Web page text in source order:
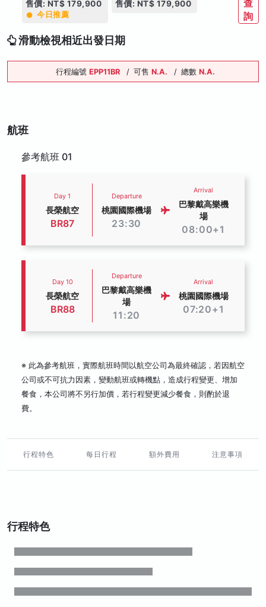
售價: NT$ 179,900
今日推薦
售價: NT$ 179,900
查
詢
滑動檢視相近出發日期
行程編號 EPP11BR / 可售 N.A. / 總數 N.A.
航班
參考航班 01
Day 1
長榮航空
BR87
Departure
桃園國際機場
23:30
Arrival
巴黎戴高樂機
場
08:00+1
Day 10
長榮航空
BR88
Departure
巴黎戴高樂機
場
11:20
Arrival
桃園國際機場
07:20+1
※ 此為參考航班，實際航班時間以航空公司為最終確認，若因航空
公司或不可抗力因素，變動航班或轉機點，造成行程變更、增加
餐食，本公司將不另行加價，若行程變更減少餐食，則酌於退
費。
行程特色 每日行程 額外費用 注意事項
行程特色